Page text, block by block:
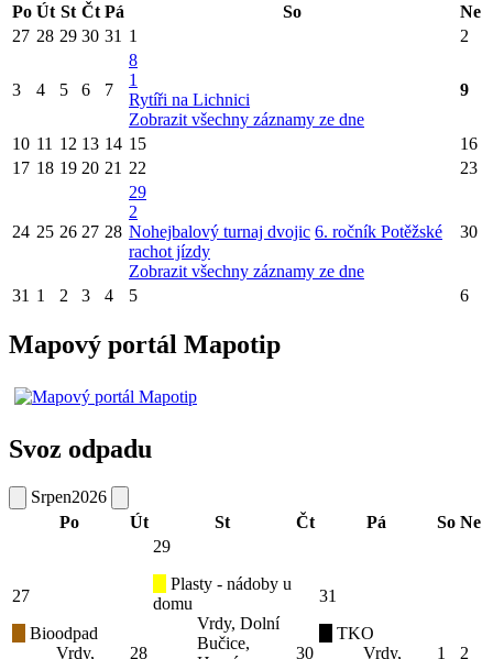
Po Út St Čt Pá So
Ne
27 28 29 30 31 1 2
3 4 5 6 7
8
1
Rytíři na Lichnici
Zobrazit všechny záznamy ze dne
9
10 11 12 13 14 15
16
17 18 19 20 21 22 23
24 25 26 27 28
29
2
Nohejbalový turnaj dvojic 6. ročník Potěžské
rachot jízdy
Zobrazit všechny záznamy ze dne
30
31 1 2 3 4 5 6
Mapový portál Mapotip
Svoz odpadu
Srpen2026
Po
Út St Čt Pá So Ne
27
Bioodpad
Vrdy,
28
29
Plasty - nádoby u
domu
Vrdy, Dolní
Bučice,
30
31
TKO
Vrdy,
1 2